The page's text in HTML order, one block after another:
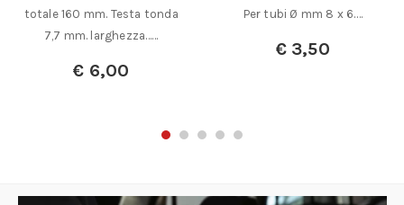
totale 160 mm. Testa tonda
7,7 mm. larghezza……
€ 6,00
Per tubi Ø mm 8 x 6.…
€3,50